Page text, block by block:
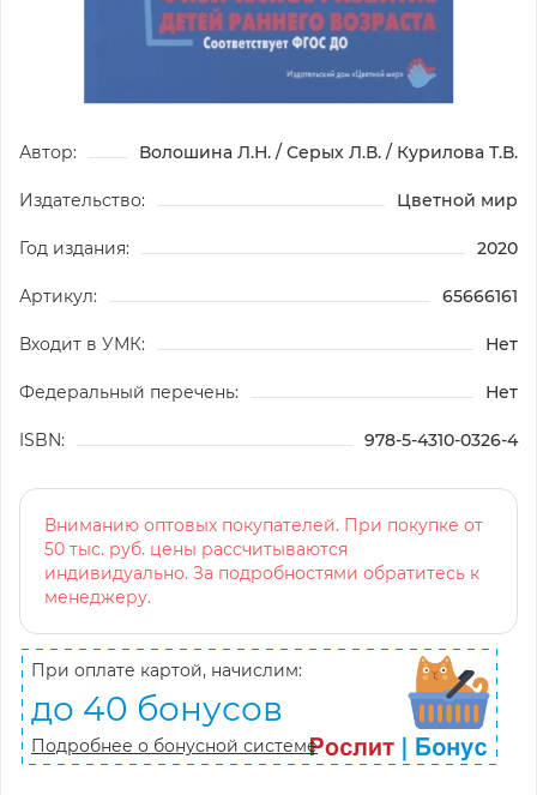
Автор: Волошина Л.Н. / Серых Л.В. / Курилова Т.В.
Издательство: Цветной мир
Год издания: 2020
Артикул: 65666161
Входит в УМК: Нет
Федеральный перечень: Нет
ISBN: 978-5-4310-0326-4
Вниманию оптовых покупателей. При покупке от
50 тыс. руб. цены рассчитываются
индивидуально. За подробностями обратитесь к
менеджеру.
При оплате картой, начислим:
до 40 бонусов
Подробнее о бонусной системе